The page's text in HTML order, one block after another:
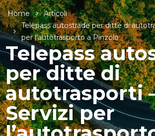
Home
Articoli
Telepass autostrade per ditte di
per l’autotrasporto a Pinzolo
Telepass
per ditte di
autotrasporti
Servizi per